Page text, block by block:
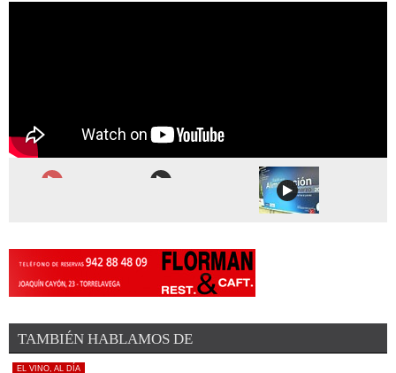
La Denominación de Origen de Yecla (Murcia) se remonta a 1972 y
encumbra a la uva Monastrell ...
El Ministerio de Agricultura ha otorgado el Premio Alimentos de
TAMBIÉN HABLAMOS DE
EL VINO, AL DÍA